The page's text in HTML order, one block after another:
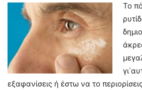
Το
εξαφανίσεις ή έστω να το